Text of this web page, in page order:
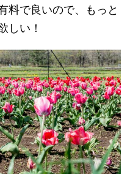
料で良いので、もっと
しい！